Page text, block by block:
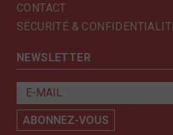
CONTACT
SÉCURITÉ &
NEWSLETTER